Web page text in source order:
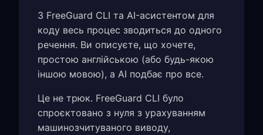
З FreeGuard CLI та AI-асистентом для
коду весь процес зводиться до одного
речення. Ви описуєте, що хочете,
простою англійською (або будь-якою
іншою мовою), а AI подбає про все.
Це не трюк. FreeGuard CLI було
спроєктовано з нуля з урахуванням
машинозчитуваного виводу,